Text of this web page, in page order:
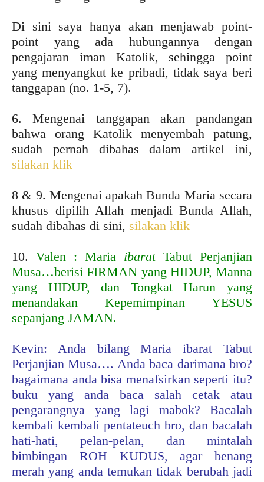
Di sini saya hanya akan menjawab point-
point yang ada hubungannya dengan
pengajaran iman Katolik, sehingga point
yang menyangkut ke pribadi, tidak saya beri
tanggapan (no. 1-5, 7).
6. Mengenai tanggapan akan pandangan
bahwa orang Katolik menyembah patung,
sudah pernah dibahas dalam artikel ini,
silakan klik
8 & 9. Mengenai apakah Bunda Maria secara
khusus dipilih Allah menjadi Bunda Allah,
sudah dibahas di sini, silakan klik
10. Valen : Maria ibarat Tabut Perjanjian
Musa…berisi FIRMAN yang HIDUP, Manna
yang HIDUP, dan Tongkat Harun yang
menandakan Kepemimpinan YESUS
sepanjang JAMAN.
Kevin: Anda bilang Maria ibarat Tabut
Perjanjian Musa…. Anda baca darimana bro?
bagaimana anda bisa menafsirkan seperti itu?
buku yang anda baca salah cetak atau
pengarangnya yang lagi mabok? Bacalah
kembali kembali pentateuch bro, dan bacalah
hati-hati, pelan-pelan, dan mintalah
bimbingan ROH KUDUS, agar benang
merah yang anda temukan tidak berubah jadi